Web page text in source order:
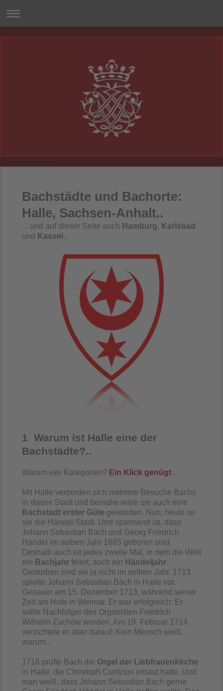
Bachstädte und Bachorte:
Halle, Sachsen-Anhalt..
... und auf dieser Seite auch Hamburg, Karlsbad
und Kassel ..
1 Warum ist Halle eine der
Bachstädte?..
Warum vier Kategorien? Ein Klick genügt..
Mit Halle verbinden sich mehrere Besuche Bachs
in dieser Stadt und beinahe wäre sie auch eine
Bachstadt erster Güte geworden. Nun, heute ist
sie die Händel-Stadt. Und spannend ist, dass
Johann Sebastian Bach und Georg Friedrich
Händel im selben Jahr 1685 geboren sind.
Deshalb auch ist jedes zweite Mal, in dem die Welt
ein Bachjahr feiert, auch ein Händeljahr.
Gestorben sind sie ja nicht im selben Jahr. 1713
spielte Johann Sebastian Bach in Halle vor.
Genauer am 15. Dezember 1713, während seiner
Zeit am Hofe in Weimar. Er war erfolgreich: Er
sollte Nachfolger des Organisten Friedrich
Wilhelm Zachow werden. Am 19. Februar 1714
verzichtete er aber darauf: Kein Mensch weiß,
warum..
1716 prüfte Bach die Orgel der Liebfrauenkirche
in Halle, die Christoph Cuntzius erbaut hatte. Und
man weiß, dass Johann Sebastian Bach gerne